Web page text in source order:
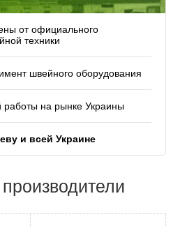
от официального
техники
швейного оборудования
работы на рынке Украины
и всей Украине
производители